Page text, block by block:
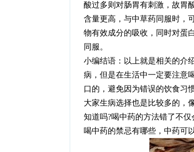
酸过多则对肠胃有刺激，故胃
含量更高，与中草药同服时，
物有效成分的吸收，同时对蛋
同服。
小编结语：以上就是相关的介
病，但是在生活中一定要注意
口的，避免因为错误的饮食习
大家生病选择也是比较多的，
知道吗?喝中药的方法错了不
喝中药的禁忌有哪些，中药可